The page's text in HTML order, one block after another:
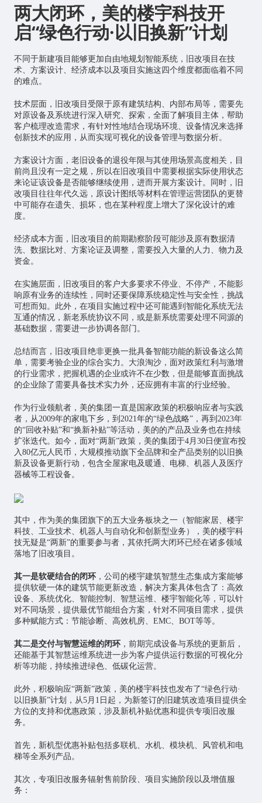
两大闭环，美的楼宇科技开
启“绿色行动·以旧换新”计划
不同于新建项目能够更加自由地规划智能系统，旧改项目在技
术、方案设计、经济成本以及项目实施这四个维度都面临着不同
的难点。
技术层面，旧改项目受限于原有建筑结构、内部布局等，需要先
对原设备及系统进行深入研究、探索，全面了解项目主体，帮助
客户梳理改造需求，有针对性地结合现场环境、设备情况来选择
创新技术的应用，从而实现可视化的设备管理与数据分析。
方案设计方面，老旧设备的退役年限与其使用场景高度相关，目
前尚且没有一定之规，所以在旧改项目中需要根据实际使用状态
来论证该设备是否能够继续使用，进而开展方案设计。同时，旧
改项目往往年代久远，原设计图纸等材料在管理运营团队的更替
中可能存在遗失、损坏，也在某种程度上增大了深化设计的难
度。
经济成本方面，旧改项目的前期勘察阶段可能涉及原有数据清
洗、数据比对、方案论证及调整，需要投入大量的人力、物力及
资金。
在实施层面，旧改项目的客户大多要求不停业、不停产，不能影
响原有业务的连续性，同时还要保障系统稳定性与安全性，挑战
可想而知。此外，在项目实施过程中还可能遇到智能化系统无法
互通的情况，新老系统协议不同，或是新系统需要处理不同源的
基础数据，需要进一步协调各部门。
总结而言，旧改项目绝非更换一批具备智能功能的新设备这么简
单，需要考验企业的综合实力。大浪淘沙，面对政策红利与激增
的行业需求，把握机遇的企业或许不在少数，但是能够直面挑战
的企业除了需要具备技术实力外，还应拥有丰富的行业经验。
作为行业领航者，美的集团一直是国家政策的积极响应者与实践
者，从2009年的家电下乡，到2021年的“绿色战略”，再到2023年
的“回收补贴”和“换新补贴”等活动，美的的产品及业务也在持续
扩张迭代。如今，面对“两新”政策，美的集团于4月30日便宣布投
入80亿元人民币，大规模推动旗下全品牌和全产品类别的以旧换
新及设备更新行动，包含全屋家电及暖通、电梯、机器人及医疗
器械等工程设备。
其中，作为美的集团旗下的五大业务板块之一（ 智能家居、楼宇
科技、工业技术、机器人与自动化和创新型业务），美的楼宇科
技无疑是“两新”的重要参与者，其依托两大闭环已经在诸多领域
落地了旧改项目。
其一是软硬结合的闭环，公司的楼宇建筑智慧生态集成方案能够
提供软硬一体的建筑节能更新改造，解决方案具体包含了：高效
设备、系统优化、智能控制、智慧运维、楼宇智能化等，可以针
对不同场景，提供最优节能组合方案，针对不同项目需求，提供
多种赋能方式：节能诊断、高效机房、EMC、BOT等等。
其二是交付与智慧运维的闭环，前期完成设备与系统的更新后，
还能基于其智慧运维系统进一步为客户提供运行数据的可视化分
析等功能，持续推进绿色、低碳化运营。
此外，积极响应“两新”政策，美的楼宇科技也发布了“绿色行动·
以旧换新”计划，从5月1日起，为新签订的旧建筑改造项目提供全
方位的支持和优惠政策，涉及新机补贴优惠和提供专项旧改服
务。
首先，新机型优惠补贴包括多联机、水机、模块机、风管机和电
梯等全系列产品。
其次，专项旧改服务辐射售前阶段、项目实施阶段以及增值服
务：